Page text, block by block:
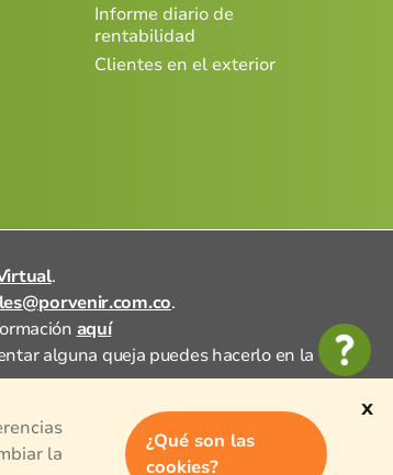
Informe diario de
rentabilidad
Clientes en el exterior
.
.
aquí
alguna queja puedes hacerlo en la
x
la
¿Qué son las
cookies?